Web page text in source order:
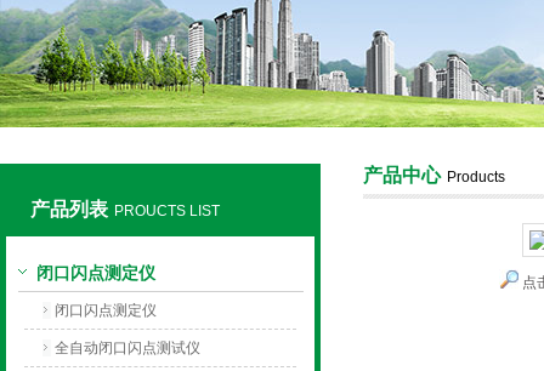
产品列表 PROUCTS LIST
闭口闪点测定仪
闭口闪点测定仪
全自动闭口闪点测试仪
产品中心 Products
点